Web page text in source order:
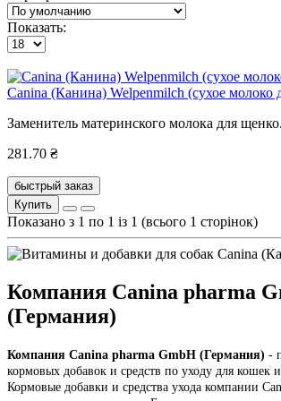
Показать:
Canina (Канина) Welpenmilch (сухое молоко
Заменитель материнского молока для
281.70 ₴
быстрый заказ
Купить
Показано з 1 по 1 із 1 (всього 1 сторінок)
Компания Canina pharma
(Германия)
Компания Canina pharma GmbH (Германия) -
кормовых добавок и средств по уходу для кошек и
Кормовые добавки и средства ухода компании